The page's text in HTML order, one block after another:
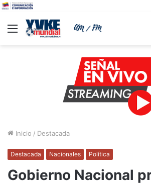
Menu
Inicio / Destacada
Destacada Nacionales Política
Gobierno Nacional